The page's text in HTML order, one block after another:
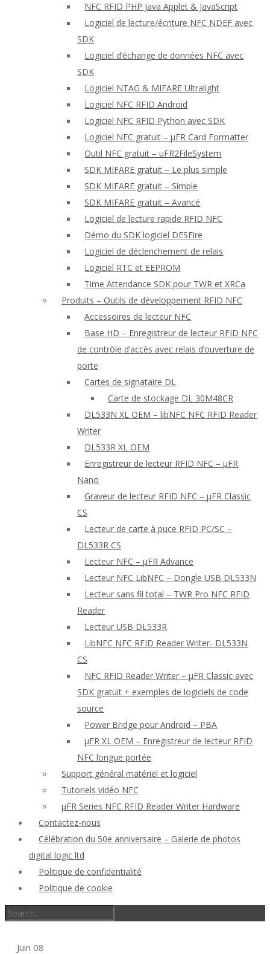
NFC RFID PHP Java Applet & JavaScript
Logiciel de lecture/écriture NFC NDEF avec
SDK
Logiciel d’échange de données NFC avec
SDK
Logiciel NTAG & MIFARE Ultralight
Logiciel NFC RFID Android
Logiciel NFC RFID Python avec SDK
Logiciel NFC gratuit – μFR Card Formatter
Outil NFC gratuit – uFR2FileSystem
SDK MIFARE gratuit – Le plus simple
SDK MIFARE gratuit – Simple
SDK MIFARE gratuit – Avancé
Logiciel de lecture rapide RFID NFC
Démo du SDK logiciel DESFire
Logiciel de déclenchement de relais
Logiciel RTC et EEPROM
Time Attendance SDK pour TWR et XRCa
Produits – Outils de développement RFID NFC
Accessoires de lecteur NFC
Base HD – Enregistreur de lecteur RFID NFC
de contrôle d’accès avec relais d’ouverture de
porte
Cartes de signataire DL
Carte de stockage DL 30M48CR
DL533N XL OEM – libNFC NFC RFID Reader
Writer
DL533R XL OEM
Enregistreur de lecteur RFID NFC – μFR
Nano
Graveur de lecteur RFID NFC – μFR Classic
CS
Lecteur de carte à puce RFID PC/SC –
DL533R CS
Lecteur NFC – μFR Advance
Lecteur NFC LibNFC – Dongle USB DL533N
Lecteur sans fil total – TWR Pro NFC RFID
Reader
Lecteur USB DL533R
LibNFC NFC RFID Reader Writer- DL533N
CS
NFC RFID Reader Writer – μFR Classic avec
SDK gratuit + exemples de logiciels de code
source
Power Bridge pour Android – PBA
μFR XL OEM – Enregistreur de lecteur RFID
NFC longue portée
Support général matériel et logiciel
Tutoriels vidéo NFC
μFR Series NFC RFID Reader Writer Hardware
Contactez-nous
Célébration du 50e anniversaire – Galerie de photos
digital logic ltd
Politique de confidentialité
Politique de cookie
Juin 08